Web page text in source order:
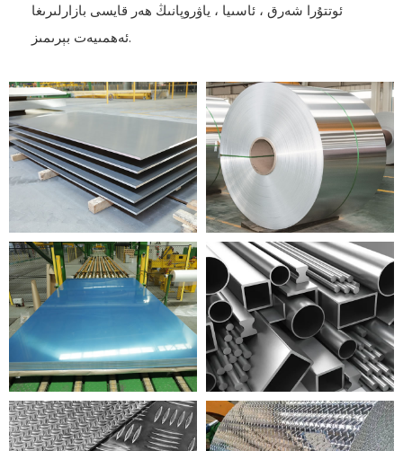
ئوتتۇرا شەرق ، ئاسىيا ، ياۋروپانىڭ ھەر قايسى بازارلىرىغا
ئەھمىيەت بېرىمىز.
ALUMINUM PLATE ALUMINUM COIL
ALUMINUM SHEET ALUMINUM PROFILE